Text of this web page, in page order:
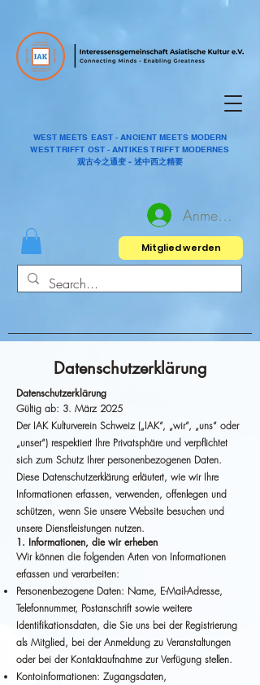
WEST MEETS EAST - ANCIENT MEETS MODERN
WEST TRIFFT OST - ANTIKES TRIFFT MODERNES
观古今之通变 - 述中西之精要
Anmelden
Mitglied werden
Datenschutzerklärung
Datenschutzerklärung
Gültig ab: 3. März 2025
Der IAK Kulturverein Schweiz („IAK“, „wir“, „uns“ oder
„unser“) respektiert Ihre Privatsphäre und verpflichtet
sich zum Schutz Ihrer personenbezogenen Daten.
Diese Datenschutzerklärung erläutert, wie wir Ihre
Informationen erfassen, verwenden, offenlegen und
schützen, wenn Sie unsere Website besuchen und
unsere Dienstleistungen nutzen.
1. Informationen, die wir erheben
Wir können die folgenden Arten von Informationen
erfassen und verarbeiten:
Personenbezogene Daten: Name, E-Mail-Adresse,
Telefonnummer, Postanschrift sowie weitere
Identifikationsdaten, die Sie uns bei der Registrierung
als Mitglied, bei der Anmeldung zu Veranstaltungen
oder bei der Kontaktaufnahme zur Verfügung stellen.
Kontoinformationen: Zugangsdaten,